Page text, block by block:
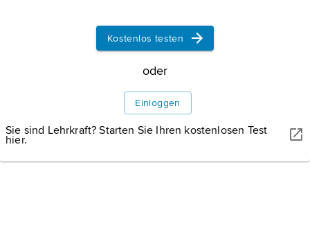
Informationen zum Artikel
Kostenlos testen
oder
Einloggen
Sie sind Lehrkraft? Starten Sie Ihren kostenlosen Test
hier.